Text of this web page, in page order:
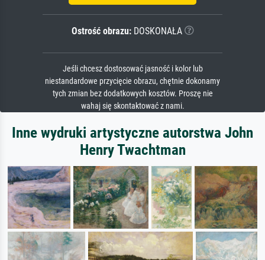
Ostrość obrazu:DOSKONAŁA
Jeśli chcesz dostosować jasność i kolor lub
niestandardowe przycięcie obrazu, chętnie dokonamy
tych zmian bez dodatkowych kosztów. Proszę nie
wahaj się skontaktować z nami.
Inne wydruki artystyczne autorstwa John
Henry Twachtman